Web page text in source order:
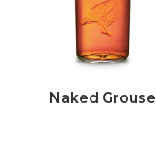
Naked Grouse